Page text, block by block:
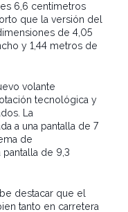
6,6 centímetros
que la versión del
de 4,05
y 1,44 metros de
volante
tecnológica y
La
a una pantalla de 7
de
de 9,3
destacar que el
tanto en carretera